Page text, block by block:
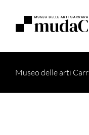
Museo delle arti